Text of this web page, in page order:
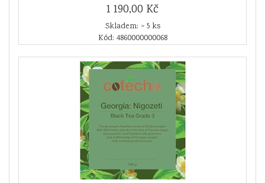
1 190,00 Kč
Skladem: > 5 ks
Kód: 4860000000068